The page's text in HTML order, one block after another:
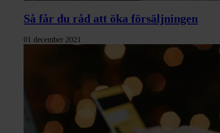
Så får du råd att öka försäljningen
01 december 2021